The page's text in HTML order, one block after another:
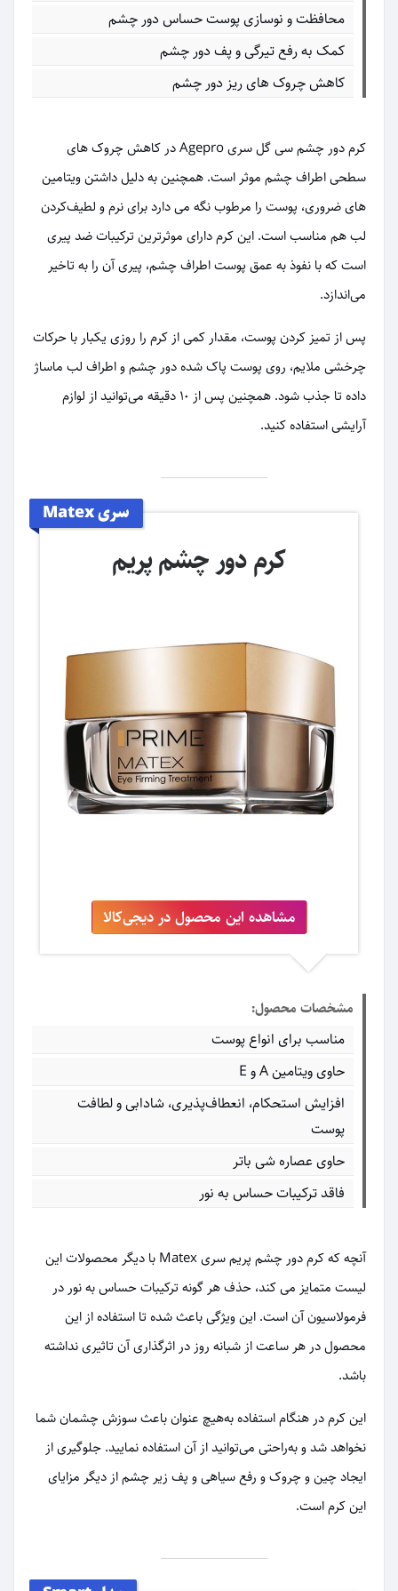
محافظت و نوسازی پوست حساس دور چشم
کمک به رفع تیرگی و پف دور چشم
کاهش چروک های ریز دور چشم
کرم دور چشم سی گل سری Agepro در کاهش چروک های
سطحی اطراف چشم موثر است. همچنین به دلیل داشتن ویتامین
های ضروری، پوست را مرطوب نگه می دارد برای نرم و لطیف‌کردن
لب هم مناسب است. این کرم دارای موثرترین ترکیبات ضد پیری
است که با نفوذ به عمق پوست اطراف چشم، پیری آن را به تاخیر
می‌اندازد.
پس از تمیز کردن پوست، مقدار کمی از کرم را روزی یکبار با حرکات
چرخشی ملایم، روی پوست پاک شده دور چشم و اطراف لب ماساژ
داده تا جذب شود. همچنین پس از ۱۰ دقیقه می‌توانید از لوازم
آرایشی استفاده کنید.
سری Matex
کرم دور چشم پریم
مشاهده این محصول در دیجی‌کالا
مشخصات محصول:
مناسب برای انواع پوست
حاوی ویتامین A و E
افزایش استحکام، انعطاف‌پذیری، شادابی و لطافت
پوست
حاوی عصاره شی باتر
فاقد ترکیبات حساس به نور
آنچه که کرم دور چشم پریم سری Matex با دیگر محصولات این
لیست متمایز می کند، حذف هر گونه ترکیبات حساس به نور در
فرمولاسیون آن است. این ویژگی باعث شده تا استفاده از این
محصول در هر ساعت از شبانه روز در اثرگذاری آن تاثیری نداشته
باشد.
این کرم در هنگام استفاده به‌هیچ عنوان باعث سوزش چشمان شما
نخواهد شد و به‌راحتی می‌توانید از آن استفاده نمایید. جلوگیری از
ایجاد چین و چروک و رفع سیاهی و پف زیر چشم از دیگر مزایای
این کرم است.